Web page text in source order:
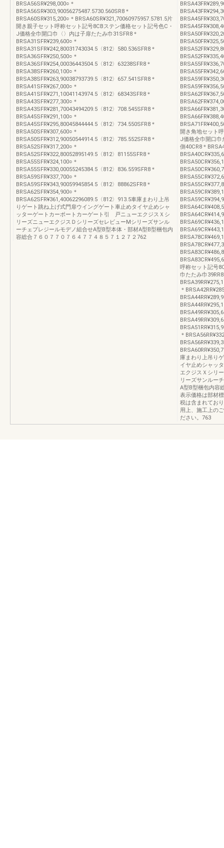
BRSA56SR¥298,000○＊
BRSA56SR¥303,90056275487.5730.560SR8＊
BRSA60SR¥315,200○＊BRSA60SR¥321,70060975957.5781.5片
開き親子セット呼称セット記号8CBステン価格セット記号色C・
J価格全巾開口巾〈〉内は子扉たたみ巾31SFR8＊
BRSA31SFR¥239,600○＊
BRSA31SFR¥242,80031743034.5〈812〉580.536SFR8＊
BRSA36SFR¥250,500○＊
BRSA36SFR¥254,00036443504.5〈812〉63238SFR8＊
BRSA38SFR¥260,100○＊
BRSA38SFR¥263,90038793739.5〈812〉657.541SFR8＊
BRSA41SFR¥267,000○＊
BRSA41SFR¥271,10041143974.5〈812〉68343SFR8＊
BRSA43SFR¥277,300○＊
BRSA43SFR¥281,70043494209.5〈812〉708.545SFR8＊
BRSA45SFR¥291,100○＊
BRSA45SFR¥295,80045844444.5〈812〉734.550SFR8＊
BRSA50SFR¥307,600○＊
BRSA50SFR¥312,90050544914.5〈812〉785.552SFR8＊
BRSA52SFR¥317,200○＊
BRSA52SFR¥322,80052895149.5〈812〉81155SFR8＊
BRSA55SFR¥324,100○＊
BRSA55SFR¥330,00055245384.5〈812〉836.559SFR8＊
BRSA59SFR¥337,700○＊
BRSA59SFR¥343,90059945854.5〈812〉88862SFR8＊
BRSA62SFR¥354,900○＊
BRSA62SFR¥361,40062296089.5〈812〉913.5車庫まわり上吊
りゲート跳ね上げ式門扉ウイングゲート車止めタイヤ止めシャ
ッターゲートカーポートカーゲート引 戸ニューエクジスＸシ
リーズニューエクジスＤシリーズセレビューMシリーズサンル
ーチェプレジールモデノ組合せA型B型本体・部材A型B型梱包内
容総合７６０７７０７６４７７４８５７１２７２762
開き角地セット
J価格全巾開口巾
側40CR8＊
呼称セット記号
巾たたみ巾
＊
＊
庫まわり上吊り
イヤ止めシャッ
エクジスＸシリ
リーズサンルー
A型B型梱包内容
表示価格は部材
税は含まれてお
用上、施工上の
ださい。763